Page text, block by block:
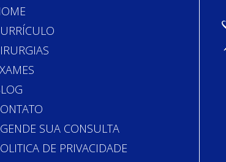
SUA CONSULTA
DE PRIVACIDADE